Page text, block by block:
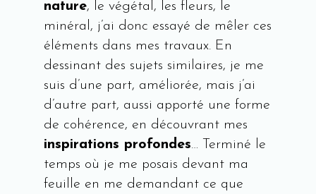
nature, le végétal, les fleurs, le
minéral, j’ai donc essayé de mêler ces
éléments dans mes travaux. En
dessinant des sujets similaires, je me
suis d’une part, améliorée, mais j’ai
d’autre part, aussi apporté une forme
de cohérence, en découvrant mes
inspirations profondes… Terminé le
temps où je me posais devant ma
feuille en me demandant ce que